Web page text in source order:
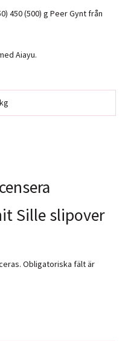
450 (500) g Peer Gynt från
Aiayu.
Sille slipover
Obligatoriska fält är